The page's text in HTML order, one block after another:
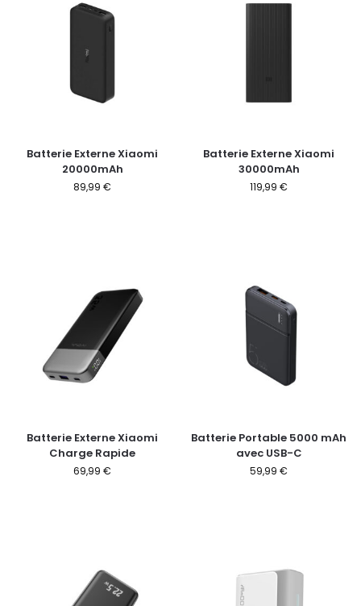
Batterie Externe Xiaomi
20000mAh
89,99 €
Batterie Externe Xiaomi
30000mAh
119,99 €
Batterie Externe Xiaomi
Charge Rapide
69,99 €
Batterie Portable 5000 mAh
avec USB-C
59,99 €